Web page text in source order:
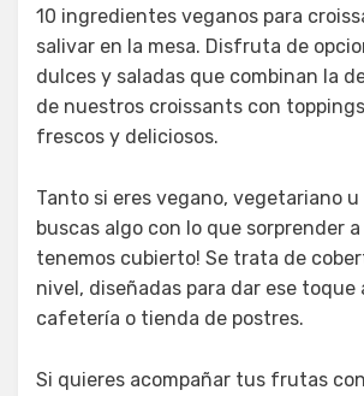
10 ingredientes veganos para
salivar en la mesa. Disfruta de
dulces y saladas que combinan la
de nuestros croissants con
frescos y deliciosos.
Tanto si eres vegano, vegetariano
buscas algo con lo que sorprender
tenemos cubierto! Se trata de
nivel, diseñadas para dar ese
cafetería o tienda de postres.
Si quieres acompañar tus frutas